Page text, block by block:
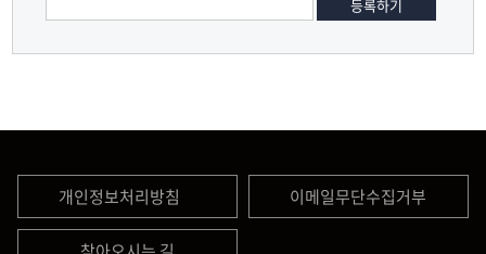
개인정보처리방침 이메일무단수집거부